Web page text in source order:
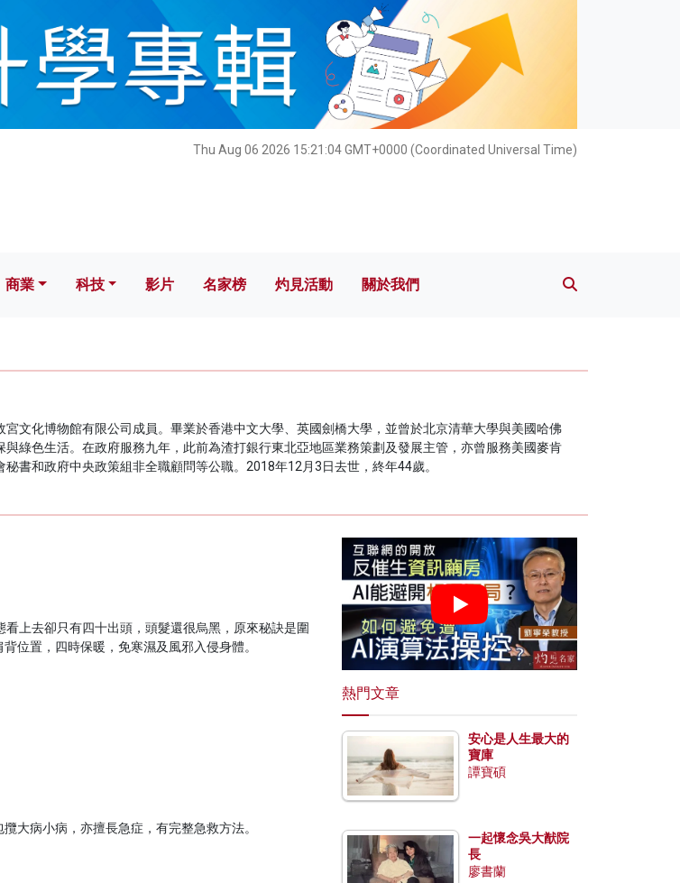
Thu Aug 06 2026 15:21:05 GMT+0000 (Coordinated Universal Time)
科技 影片 名家榜 灼見活動 關於我們
商業 科技 影片 名家榜 灼見活動 關於我們
文化博物館有限公司成員。畢業於香港中文大學、英國劍橋大學，並曾於北京清華大學與美國哈佛
綠色生活。在政府服務九年，此前為渣打銀行東北亞地區業務策劃及發展主管，亦曾服務美國麥肯
書和政府中央政策組非全職顧問等公職。2018年12月3日去世，終年44歲。
上去卻只有四十出頭，頭髮還很烏黑，原來秘訣是圍
位置，四時保暖，免寒濕及風邪入侵身體。
大病小病，亦擅長急症，有完整急救方法。
熱門文章
安心是人生最大的
寶庫
譚寶碩
一起懷念吳大猷院
長
廖書蘭